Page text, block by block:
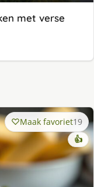
met verse
Maak favoriet19
👍